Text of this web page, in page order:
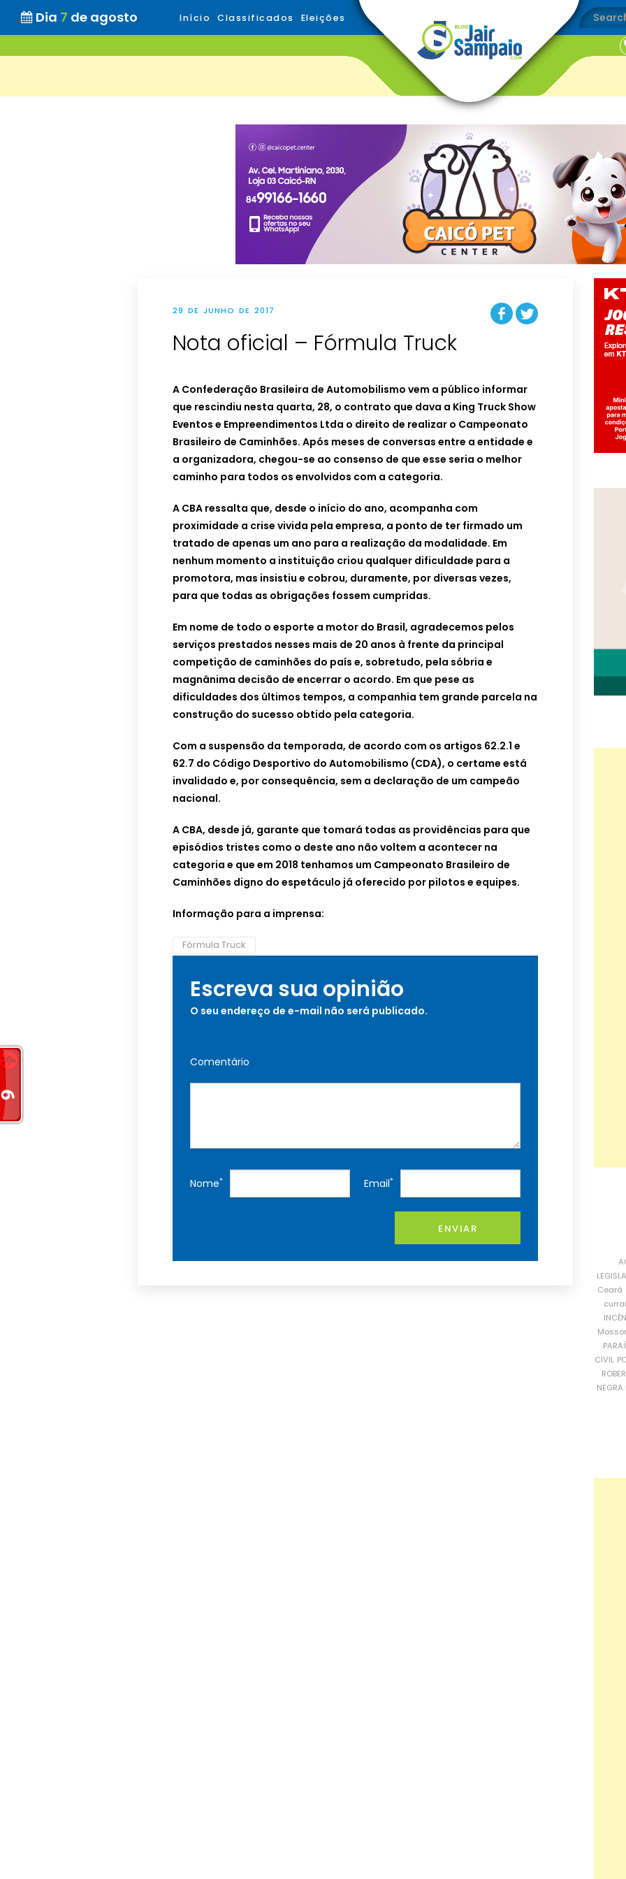
Dia 7 de agosto Início Classificados Eleições
29 DE JUNHO DE 2017
Nota oficial – Fórmula Truck
A Confederação Brasileira de Automobilismo vem a público informar
que rescindiu nesta quarta, 28, o contrato que dava a King Truck Show
Eventos e Empreendimentos Ltda o direito de realizar o Campeonato
Brasileiro de Caminhões. Após meses de conversas entre a entidade e
a organizadora, chegou-se ao consenso de que esse seria o melhor
caminho para todos os envolvidos com a categoria.
A CBA ressalta que, desde o início do ano, acompanha com
proximidade a crise vivida pela empresa, a ponto de ter firmado um
tratado de apenas um ano para a realização da modalidade. Em
nenhum momento a instituição criou qualquer dificuldade para a
promotora, mas insistiu e cobrou, duramente, por diversas vezes,
para que todas as obrigações fossem cumpridas.
Em nome de todo o esporte a motor do Brasil, agradecemos pelos
serviços prestados nesses mais de 20 anos à frente da principal
competição de caminhões do país e, sobretudo, pela sóbria e
magnânima decisão de encerrar o acordo. Em que pese as
dificuldades dos últimos tempos, a companhia tem grande parcela na
construção do sucesso obtido pela categoria.
Com a suspensão da temporada, de acordo com os artigos 62.2.1 e
62.7 do Código Desportivo do Automobilismo (CDA), o certame está
invalidado e, por consequência, sem a declaração de um campeão
nacional.
A CBA, desde já, garante que tomará todas as providências para que
episódios tristes como o deste ano não voltem a acontecer na
categoria e que em 2018 tenhamos um Campeonato Brasileiro de
Caminhões digno do espetáculo já oferecido por pilotos e equipes.
Informação para a imprensa:
Fórmula Truck
Escreva sua opinião
O seu endereço de e-mail não será publicado.
Comentário
Nome* Email*
ENVIAR
Ceará
CIVIL
NEGRA